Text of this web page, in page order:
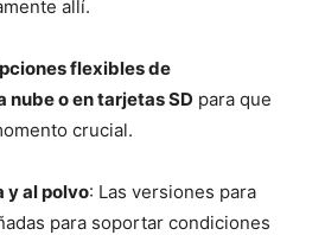
allí.
flexibles de
nube o en tarjetas SD para que
crucial.
y al polvo: Las versiones para
para soportar condiciones